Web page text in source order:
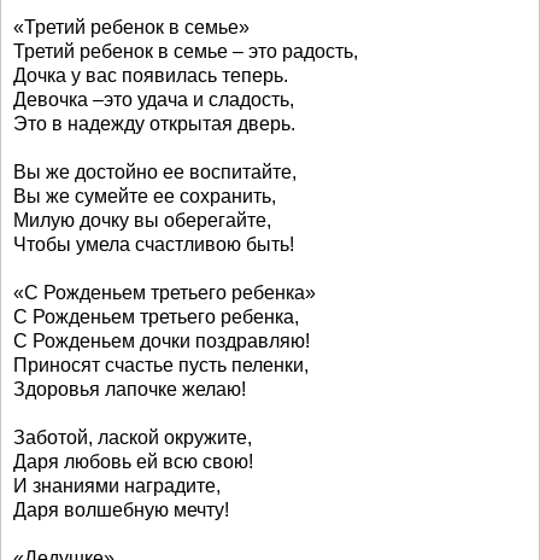
«Третий ребенок в семье»
Третий ребенок в семье – это радость,
Дочка у вас появилась теперь.
Девочка –это удача и сладость,
Это в надежду открытая дверь.
Вы же достойно ее воспитайте,
Вы же сумейте ее сохранить,
Милую дочку вы оберегайте,
Чтобы умела счастливою быть!
«С Рожденьем третьего ребенка»
С Рожденьем третьего ребенка,
С Рожденьем дочки поздравляю!
Приносят счастье пусть пеленки,
Здоровья лапочке желаю!
Заботой, лаской окружите,
Даря любовь ей всю свою!
И знаниями наградите,
Даря волшебную мечту!